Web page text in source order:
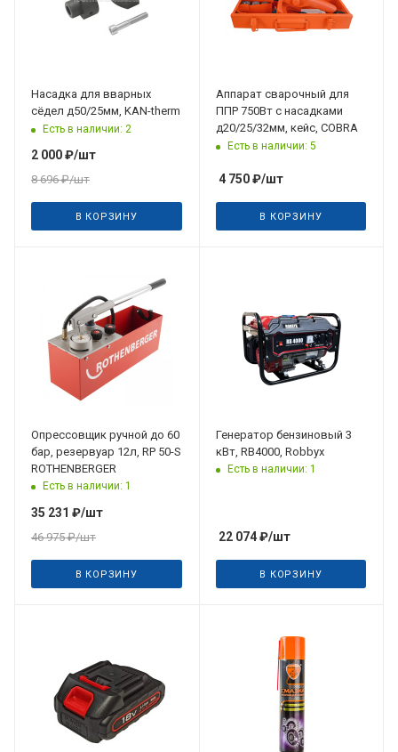
Насадка для вварных
сёдел д50/25мм, KAN-therm
Есть в наличии: 2
2 000₽/шт
8 696₽/шт
В КОРЗИНУ
Аппарат сварочный для
ППР 750Вт с насадками
д20/25/32мм, кейс, COBRA
Есть в наличии: 5
4 750₽/шт
В КОРЗИНУ
Опрессовщик ручной до 60
бар, резервуар 12л, RP 50-S
ROTHENBERGER
Есть в наличии: 1
35 231 ₽/шт
46 975₽/шт
В КОРЗИНУ
Генератор бензиновый 3
кВт, RB4000, Robbyx
Есть в наличии: 1
22 074₽/шт
В КОРЗИНУ